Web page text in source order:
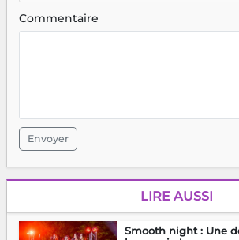
Commentaire
Envoyer
LIRE AUSSI
Smooth night : Une